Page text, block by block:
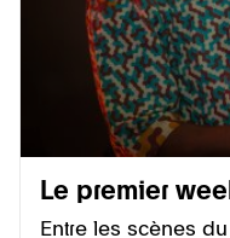
Le premier
Entre les scènes